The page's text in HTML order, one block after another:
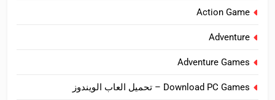
Action Game
Adventure
Adventure Games
Download PC Games – تحميل العاب الويندوز